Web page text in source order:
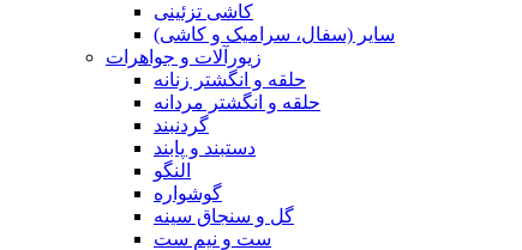
کاشی تزئینی
سایر (سفال، سرامیک و کاشی)
زیورآلات و جواهرات
حلقه و انگشتر زنانه
حلقه و انگشتر مردانه
گردنبند
دستبند و پابند
النگو
گوشواره
گل و سنجاق سینه
ست و نیم ست